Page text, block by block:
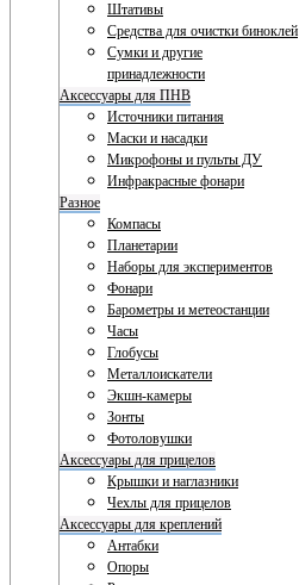
Штативы
Средства для очистки биноклей
Сумки и другие
принадлежности
Аксессуары для ПНВ
Источники питания
Маски и насадки
Микрофоны и пульты ДУ
Инфракрасные фонари
Разное
Компасы
Планетарии
Наборы для экспериментов
Фонари
Барометры и метеостанции
Часы
Глобусы
Металлоискатели
Экшн-камеры
Зонты
Фотоловушки
Аксессуары для прицелов
Крышки и наглазники
Чехлы для прицелов
Аксессуары для креплений
Антабки
Опоры